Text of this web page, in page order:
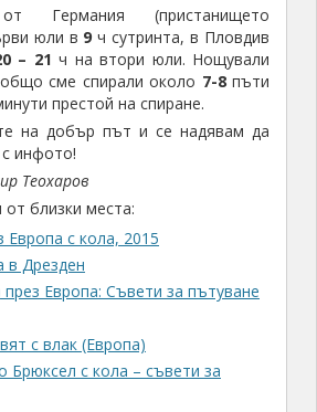
Германия (пристанището
юли в 9 ч сутринта, в Пловдив
– 21ч на втори юли. Нощували
сме спирали около 7-8пъти
престой на спиране.
на добър път и се надявам да
инфото!
Теохаров
близки места:
Европа с кола, 2015
в Дрезден
през Европа: Съвети за пътуване
с влак (Европа)
с кола – съвети за